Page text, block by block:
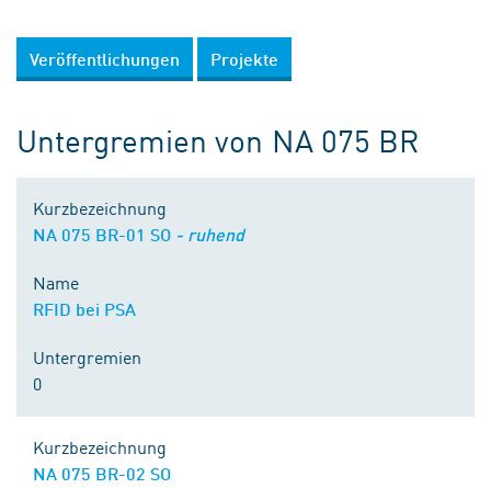
Veröffentlichungen Projekte
Untergremien von NA 075 BR
Kurzbezeichnung
NA 075 BR-01 SO - ruhend
Name
RFID bei PSA
Untergremien
0
Kurzbezeichnung
NA 075 BR-02 SO